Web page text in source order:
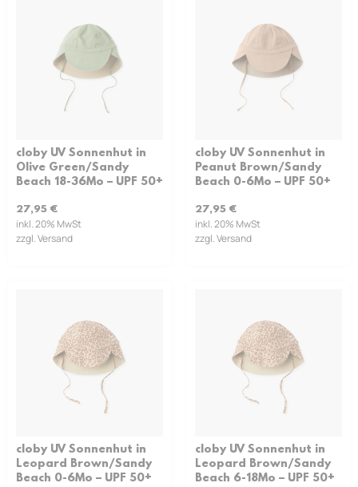
cloby UV Sonnenhut in
Olive Green/Sandy
Beach 18-36Mo – UPF 50+
27,95 €
inkl. 20% MwSt
zzgl. Versand
cloby UV Sonnenhut in
Peanut Brown/Sandy
Beach 0-6Mo – UPF 50+
27,95 €
inkl. 20% MwSt
zzgl. Versand
cloby UV Sonnenhut in
Leopard Brown/Sandy
Beach 0-6Mo – UPF 50+
cloby UV Sonnenhut in
Leopard Brown/Sandy
Beach 6-18Mo – UPF 50+